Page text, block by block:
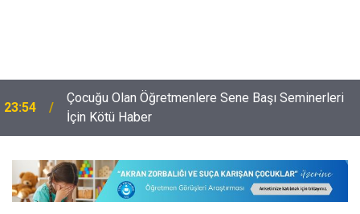
23:54
Çocuğu Olan Öğretmenlere Sene Başı Seminerleri
İçin Kötü Haber